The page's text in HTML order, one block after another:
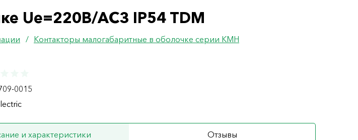
Ue=220В/АC3 IP54 TDM
/ Контакторы малогабаритные в оболочке серии КМН
0015
и характеристики Отзывы